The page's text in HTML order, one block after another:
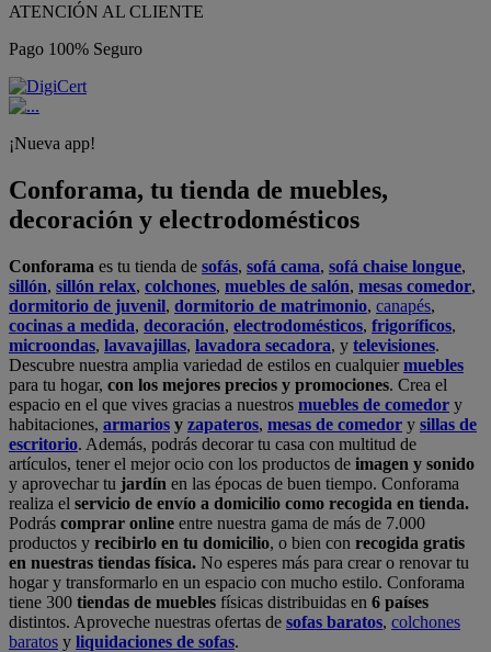
ATENCIÓN AL CLIENTE
Pago 100% Seguro
¡Nueva app!
Conforama, tu tienda de muebles,
decoración y electrodomésticos
Conforama es tu tienda de sofás, sofá cama, sofá chaise longue,
sillón, sillón relax, colchones, muebles de salón, mesas comedor,
dormitorio de juvenil, dormitorio de matrimonio, canapés,
cocinas a medida, decoración, electrodomésticos, frigoríficos,
microondas, lavavajillas, lavadora secadora, y televisiones.
Descubre nuestra amplia variedad de estilos en cualquiermuebles
para tu hogar, con los mejores precios y promociones. Crea el
espacio en el que vives gracias a nuestros muebles de comedor y
habitaciones, armarios y zapateros, mesas de comedor y sillas de
escritorio. Además, podrás decorar tu casa con multitud de
artículos, tener el mejor ocio con los productos de imagen y sonido
y aprovechar tu jardín en las épocas de buen tiempo. Conforama
realiza el servicio de envío a domicilio como recogida en tienda.
Podrás comprar online entre nuestra gama de más de 7.000
productos y recibirlo en tu domicilio, o bien con recogida gratis
en nuestras tiendas física. No esperes más para crear o renovar tu
hogar y transformarlo en un espacio con mucho estilo. Conforama
tiene 300 tiendas de muebles físicas distribuidas en 6 países
distintos. Aproveche nuestras ofertas de sofas baratos, colchones
baratos y liquidaciones de sofas.